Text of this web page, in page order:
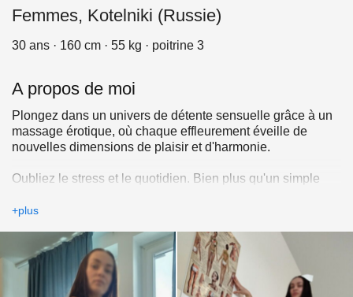
Femmes, Kotelniki (Russie)
30 ans · 160 cm · 55 kg · poitrine 3
A propos de moi
Plongez dans un univers de détente sensuelle grâce à un
massage érotique, où chaque effleurement éveille de
nouvelles dimensions de plaisir et d'harmonie.
Oubliez le stress et le quotidien. Bien plus qu'un simple
relaxation profonde et une éveil de votre sensualité.
d'exception, créant une atmosphère d'intimité et de confort.
Expérience :
+plus